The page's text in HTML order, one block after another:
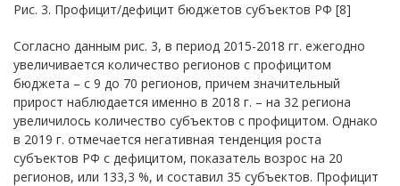
Рис. 3. Профицит/дефицит бюджетов субъектов РФ [8]
Согласно данным рис. 3, в период 2015-2018 гг. ежегодно
увеличивается количество регионов с профицитом
бюджета – с 9 до 70 регионов, причем значительный
прирост наблюдается именно в 2018 г. – на 32 региона
увеличилось количество субъектов с профицитом. Однако
в 2019 г. отмечается негативная тенденция роста
субъектов РФ с дефицитом, показатель возрос на 20
регионов, или 133,3 %, и составил 35 субъектов. Профицит